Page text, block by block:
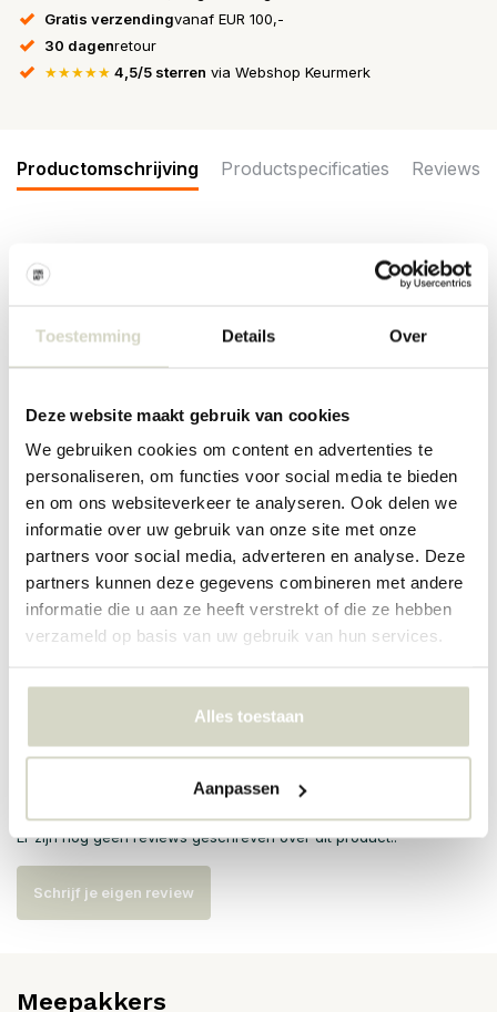
Toestemming Details Over
Deze website maakt gebruik van cookies
We gebruiken cookies om content en advertenties te
personaliseren, om functies voor social media te bieden
en om ons websiteverkeer te analyseren. Ook delen we
informatie over uw gebruik van onze site met onze
partners voor social media, adverteren en analyse. Deze
partners kunnen deze gegevens combineren met andere
informatie die u aan ze heeft verstrekt of die ze hebben
verzameld op basis van uw gebruik van hun services.
Alles toestaan
Aanpassen
Gratis verzendingvanaf EUR 100,-
30 dagenretour
★★★★★ 4,5/5 sterren via Webshop Keurmerk
Productomschrijving Productspecificaties Reviews
Set van 6 schaaltjes. De Bloomingville Linne schalen zijn gemaakt
van aardewerk en hebben een diameter van 10,5cm en 5cm
Afmeting: diameter 10,5cm x hoogte 5cm
Materiaal : aardewerk
Kleur: brons
Overige: Geschikt voor de vaatwasser, oven en magnetron. per
item kunnen er verschillen zijn.
PRODUCTSPECIFICATIES
Artikelnummer 82055874
SKU
Er zijn nog geen reviews geschreven over dit product..
Schrijf je eigen review
Meepakkers